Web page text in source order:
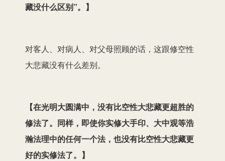
藏没什么区别”。 】
对客人、对病人、对父母照顾的话，这跟修空性
大悲藏没有什么差别。
【在光明大圆满中，没有比空性大悲藏更超胜的
修法了。同样，即使你实修大手印、大中观等浩
瀚法理中的任何一个法，也没有比空性大悲藏更
好的实修法了。 】